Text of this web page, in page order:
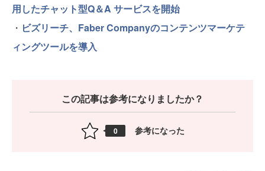
用したチャット型Q＆A サービスを開始
・ ビズリーチ、Faber Companyのコンテンツマーケテ
ィングツールを導入
この記事は参考になりましたか？
0 参考になった